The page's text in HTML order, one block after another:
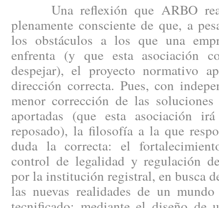
Una reflexión que ARBO
plenamente consciente de que, a
los obstáculos a los que una
enfrenta (y que esta asociación
despejar), el proyecto normativo
dirección correcta. Pues, con
menor corrección de las
aportadas (que esta asociación
reposado), la filosofía a la que
duda la correcta: el
control de legalidad y regulación
por la institución registral, en busca
las nuevas realidades de un